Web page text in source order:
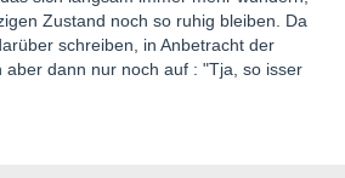
Zustand noch so ruhig bleiben. Da
schreiben, in Anbetracht der
aber dann nur noch auf : "Tja, so isser